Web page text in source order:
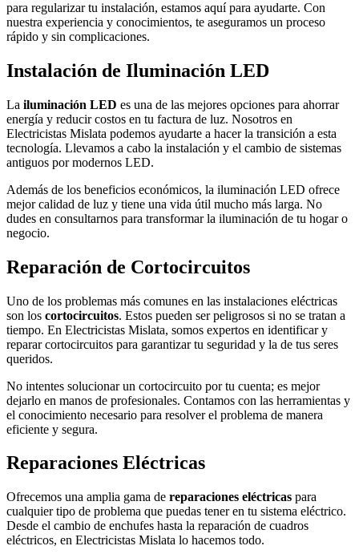
para regularizar tu instalación, estamos aquí para ayudarte. Con
nuestra experiencia y conocimientos, te aseguramos un proceso
rápido y sin complicaciones.
Instalación de Iluminación LED
La iluminación LED es una de las mejores opciones para ahorrar
energía y reducir costos en tu factura de luz. Nosotros en
Electricistas Mislata podemos ayudarte a hacer la transición a esta
tecnología. Llevamos a cabo la instalación y el cambio de sistemas
antiguos por modernos LED.
Además de los beneficios económicos, la iluminación LED ofrece
mejor calidad de luz y tiene una vida útil mucho más larga. No
dudes en consultarnos para transformar la iluminación de tu hogar o
negocio.
Reparación de Cortocircuitos
Uno de los problemas más comunes en las instalaciones eléctricas
son los cortocircuitos. Estos pueden ser peligrosos si no se tratan a
tiempo. En Electricistas Mislata, somos expertos en identificar y
reparar cortocircuitos para garantizar tu seguridad y la de tus seres
queridos.
No intentes solucionar un cortocircuito por tu cuenta; es mejor
dejarlo en manos de profesionales. Contamos con las herramientas y
el conocimiento necesario para resolver el problema de manera
eficiente y segura.
Reparaciones Eléctricas
Ofrecemos una amplia gama de reparaciones eléctricas para
cualquier tipo de problema que puedas tener en tu sistema eléctrico.
Desde el cambio de enchufes hasta la reparación de cuadros
eléctricos, en Electricistas Mislata lo hacemos todo.